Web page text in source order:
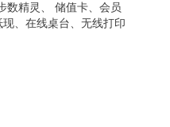
数精灵、 储值卡、会员
、在线桌台、无线打印